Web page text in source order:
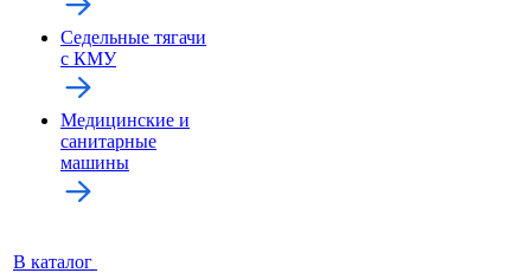
Седельные тягачи
с КМУ
Медицинские и
санитарные
машины
В каталог